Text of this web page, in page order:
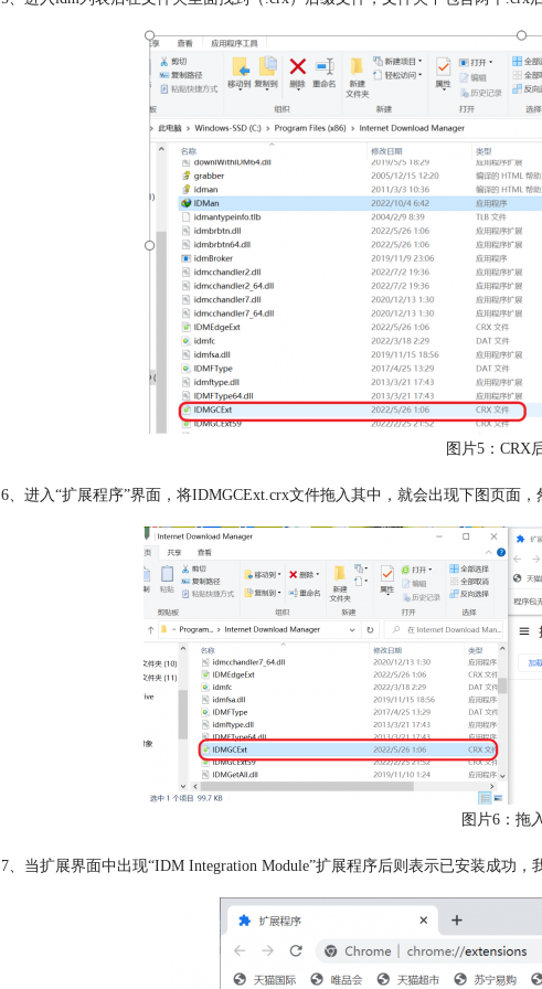
图片5：CRX
6、进入“扩展程序”界面，将IDMGCExt.crx文件拖入其中，就会出现下图页面
图片6：拖
7、当扩展界面中出现“IDM Integration Module”扩展程序后则表示已安装成功